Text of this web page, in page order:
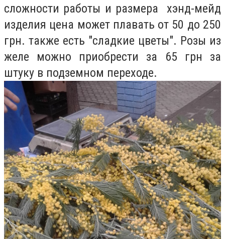
сложности работы и размера хэнд-мейд
изделия цена может плавать от 50 до 250
грн. также есть "сладкие цветы". Розы из
желе можно приобрести за 65 грн за
штуку в подземном переходе.